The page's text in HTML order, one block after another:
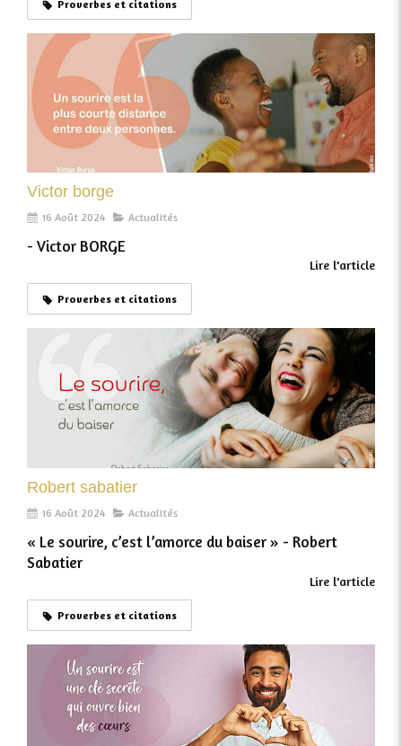
Proverbes et citations
Victor borge
16 Août 2024 Actualités
- Victor BORGE
Lire l'article
Proverbes et citations
Robert sabatier​
16 Août 2024 Actualités
« Le sourire, c’est l’amorce du baiser »​ - Robert
Sabatier​
Lire l'article
Proverbes et citations